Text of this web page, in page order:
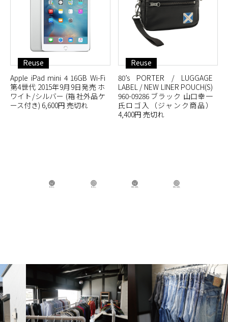
Reuse
Apple iPad mini 4 16GB Wi-Fi
第4世代 2015年9月9日発売 ホ
ワイト/シルバー (箱 社外品ケ
ース付き) 6,600円 売切れ
Reuse
80’s PORTER / LUGGAGE
LABEL / NEW LINER POUCH(S)
960-09286 ブラック 山口幸一
氏ロゴ入（ジャンク商品）
4,400円 売切れ
B.B.L Store BBL GIRL Store